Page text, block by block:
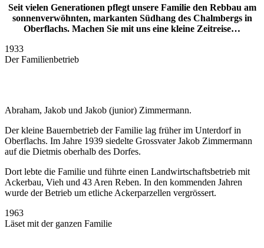
Seit vielen Generationen pflegt unsere Familie den Rebbau am
sonnenverwöhnten, markanten Südhang des Chalmbergs in
Oberflachs. Machen Sie mit uns eine kleine Zeitreise…
1933
Der Familienbetrieb
Abraham, Jakob und Jakob (junior) Zimmermann.
Der kleine Bauernbetrieb der Familie lag früher im Unterdorf in
Oberflachs. Im Jahre 1939 siedelte Grossvater Jakob Zimmermann
auf die Dietmis oberhalb des Dorfes.
Dort lebte die Familie und führte einen Landwirtschaftsbetrieb mit
Ackerbau, Vieh und 43 Aren Reben. In den kommenden Jahren
wurde der Betrieb um etliche Ackerparzellen vergrössert.
1963
Läset mit der ganzen Familie